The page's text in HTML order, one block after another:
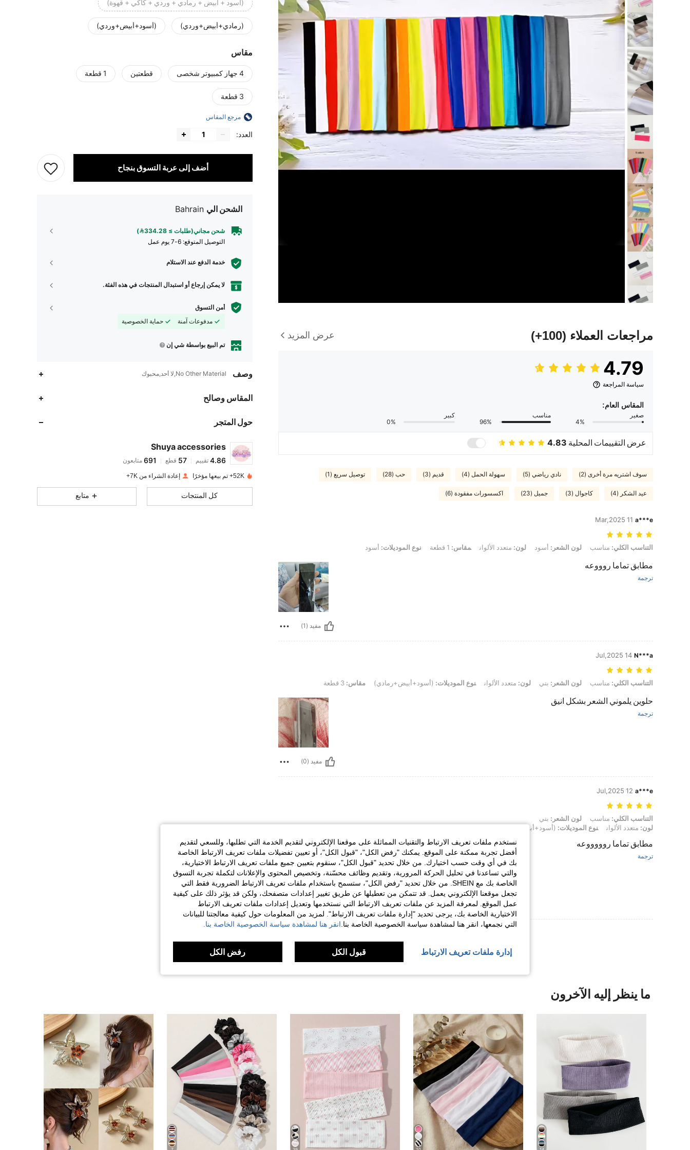
مراجعات العملاء (100+) عرض المزيد
4.79
سياسة المراجعة
المقاس العام:
صغير
4%
مناسب
96%
كبير
0%
عرض التقييمات المحلية 4.83
سوف اشتريه مرة أخرى (2) نادي رياضي (5) سهولة الحمل (4) قديم (3) حب (28) توصيل سريع (1)
عيد الشكر (4) كاجوال (3) جميل (23) اكسسورات مفقودة (6)
a***e
11 Mar,2025
التناسب الكلي: مناسب, لون الشعر: أسود, لون: متعدد الألوان, مقاس: 1 قطعة, نوع الموديلات: أسود
التناسب الكلي: مناسب لون الشعر: أسود لون: متعدد الألوان مقاس: نوع الموديلات: أسود
مطابق تماما روووعه
ترجمة
مفيد (1)
N***a
14 Jul,2025
التناسب الكلي: مناسب, لون الشعر: بني, لون: متعدد الألوان, نوع الموديلات: (أسود+أبيض+رمادي), مقاس: 3 قطعة
التناسب الكلي: مناسب لون الشعر: بني لون: متعدد الألوان نوع الموديلات: (أسود+أبيض+رمادي) مقاس:
حلوين يلموني الشعر بشكل انيق
ترجمة
مفيد (0)
a***e
12 Jul,2025
التناسب الكلي: مناسب, لون الشعر: بني, لون: متعدد الألوان, نوع الموديلات: (أسود+أبيض+وردي+رمادي), مقاس: 4 جهاز كمبيوتر شخصى
التناسب الكلي: مناسب لون الشعر: بني
لون: متعدد الألوان نوع الموديلات: (أسود+أبيض+وردي+رمادي)
مطابق تماما روووووعه
ترجمة
مفيد (0)
عرض المزيد من المراجعات
(أسود + أبيض + رمادي + وردي + كاكي + قهوة)
(رمادي+أبيض+وردي) (أسود+أبيض+وردي)
مقاس
4 جهاز كمبيوتر شخصى قطعتين 1 قطعة
3 قطعة
مرجع المقاس
العدد:
أضف إلى عربة التسوق بنجاح
الشحن الي Bahrain
شحن مجاني(طلبات ≥ 334.28)
التوصيل المتوقع: 6-7 يوم عمل
خدمة الدفع عند الاستلام
لا يمكن إرجاع أو استبدال المنتجات في هذه الفئة.
أمن التسوق
مدفوعات آمنة
حماية الخصوصية
تم البيع بواسطة شي إن
وصف No Other Material,لا أحد,محبوك
المقاس وصالح
حول المتجر
Shuya accessories
4.86
4.86
57 قطع 691
m***i تم دفعمنذ 1 يوم
52K+ تم بيعها مؤخرًا إعادة الشراء من 7K+
كل المنتجات متابع
ما ينظر إليه الآخرون
نستخدم ملفات تعريف الارتباط والتقنيات المماثلة على موقعنا الإلكتروني لتقديم الخدمة التي تطلبها، وللسعي لتقديم
أفضل تجربة ممكنة على الموقع. يمكنك "رفض الكل"، "قبول الكل"، أو تعيين تفضيلات ملفات تعريف الارتباط الخاصة
بك في أي وقت حسب اختيارك. من خلال تحديد "قبول الكل"، سنقوم بتعيين جميع ملفات تعريف الارتباط الاختيارية،
والتي تساعدنا في تحليل الحركة المرورية، وتقديم وظائف محسّنة، وتخصيص المحتوى والإعلانات لتكملة تجربة التسوق
الخاصة بك مع SHEIN. من خلال تحديد "رفض الكل"، ستسمح باستخدام ملفات تعريف الارتباط الضرورية فقط التي
تجعل موقعنا الإلكتروني يعمل. قد تتمكن من تعطيلها عن طريق تغيير إعدادات متصفحك، ولكن قد يؤثر ذلك على كيفية
عمل الموقع. لمعرفة المزيد عن ملفات تعريف الارتباط التي نستخدمها وتعديل إعدادات ملفات تعريف الارتباط
الاختيارية الخاصة بك، يرجى تحديد "إدارة ملفات تعريف الارتباط". لمزيد من المعلومات حول كيفية معالجتنا للبيانات
التي نجمعها، انقر هنا لمشاهدة سياسة الخصوصية الخاصة بنا. انقر هنا لمشاهدة سياسة الخصوصية الخاصة بنا.
إدارة ملفات تعريف الارتباط قبول الكل رفض الكل